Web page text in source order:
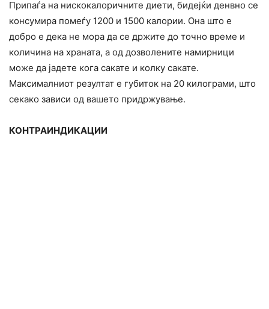
Припаѓа на нискокалоричните диети, бидејќи денвно се
консумира помеѓу 1200 и 1500 калории. Она што е
добро е дека не мора да се држите до точно време и
количина на храната, а од дозволените намирници
може да јадете кога сакате и колку сакате.
Максималниот резултат е губиток на 20 килограми, што
секако зависи од вашето придржување.
КОНТРАИНДИКАЦИИ